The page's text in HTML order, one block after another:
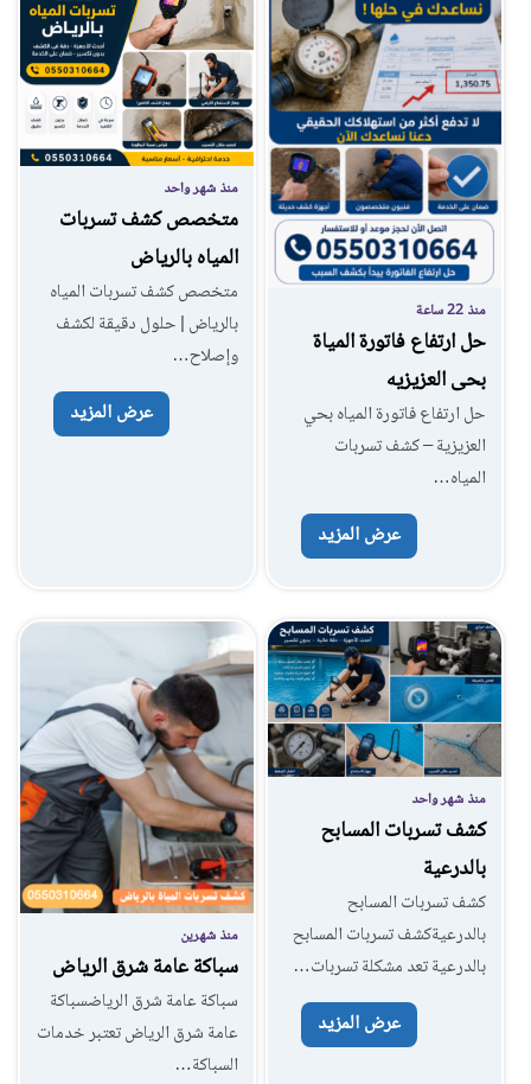
منذ 22 ساعة
حل ارتفاع فاتورة المياة
بحى العزيزيه
حل ارتفاع فاتورة المياه بحي
العزيزية – كشف تسربات
المياه…
عرض المزيد
منذ شهر واحد
متخصص كشف تسربات
المياه بالرياض
متخصص كشف تسربات المياه
بالرياض | حلول دقيقة لكشف
وإصلاح…
عرض المزيد
منذ شهر واحد
كشف تسربات المسابح
بالدرعية
كشف تسربات المسابح
بالدرعيةكشف تسربات المسابح
بالدرعية تعد مشكلة تسربات…
عرض المزيد
منذ شهرين
سباكة عامة شرق الرياض
سباكة عامة شرق الرياضسباكة
عامة شرق الرياض تعتبر خدمات
السباكة…